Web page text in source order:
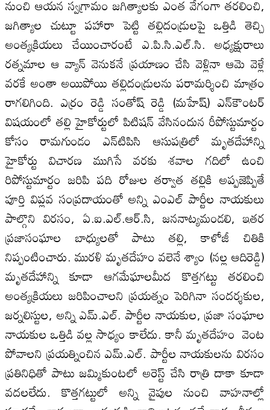
నుంచి ఆయన స్వగ్రామం జగిత్యాలకు ఎంత వేగంగా తరలించి,
జగిత్యాల చుట్టూ పహారా పెట్టి తల్లిదండ్రులపై ఒత్తిడి తెచ్చి
అంత్యక్రియలు చేయించారంటే ఎ.పి.సి.ఎల్‌.సి. అధ్యక్షురాలు
రత్నమాల ఆ వ్యాన్‌ వెనుకనే ప్రయాణం చేసి వెళ్లినా ఆమె వెళ్లే
వరకే అంతా అయిపోయి తల్లిదండ్రులను పరామర్శించి మాత్రం
రాగలిగింది. ఎర్రం రెడ్డి సంతోష్‌ రెడ్డి (మహేష్‌) ఎన్‌కౌంటర్‌
విషయంలో తల్లి హైకోర్టులో పిటిషన్‌ వేసినందున రీపోస్టుమార్టం
కోసం రామగుండం ఎన్‌టిపిసి ఆసుపత్రిలో మృతదేహాన్ని
హైకోర్టు విచారణ ముగిసే వరకు శవాల గదిలో ఉంచి
రిపోస్టుమార్టం జరిపి పది రోజుల తర్వాత తల్లికి అప్పజెప్పితే
పూర్తి విప్లవ సంప్రదాయంతో అన్ని ఎంఎల్‌ పార్టీల నాయకులు
పాల్గొని విరసం, ఏ.ఐ.ఎల్‌.ఆర్‌.సి, జననాట్యమండలి, ఇతర
ప్రజాసంఘాల బాధ్యులతో పాటు తల్లి, కాళోజీ చితికి
నిప్పంటించారు. మురళి మృతదేహం వలెనే శ్యాం (నల్ల ఆదిరెడ్డి)
మృతదేహాన్ని కూడా ఆగమేఘాలమీద కొత్తగట్టు తరలించి
అంత్యక్రియలు జరిపించాలని ప్రయత్నం పెరిగినా సందర్శకుల,
జర్నలిస్టుల, అన్ని ఎమ్‌.ఎల్‌. పార్టీల నాయకుల, ప్రజా సంఘాల
నాయకుల ఒత్తిడి వల్ల సాధ్యం కాలేదు. కానీ మృతదేహం వెంట
పోవాలని ప్రయత్నించిన ఎమ్‌.ఎల్‌. పార్టీల నాయకులను విరసం
ప్రతినిధితో పాటు జమ్మికుంటలో అరెస్ట్‌ చేసి రాత్రి దాకా కూడా
వదలలేదు. కొత్తగట్టులో అన్ని వైపుల నుంచి వాహనాల్లో